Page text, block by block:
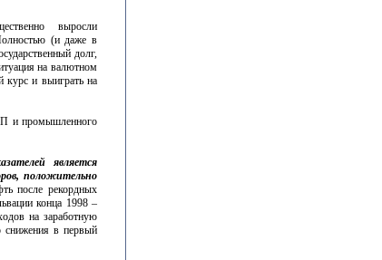
выросли
(и даже в
долг,
на валютном
курс и выиграть на
и промышленного
является
положительно
после рекордных
конца 1998 –
на заработную
снижения в первый